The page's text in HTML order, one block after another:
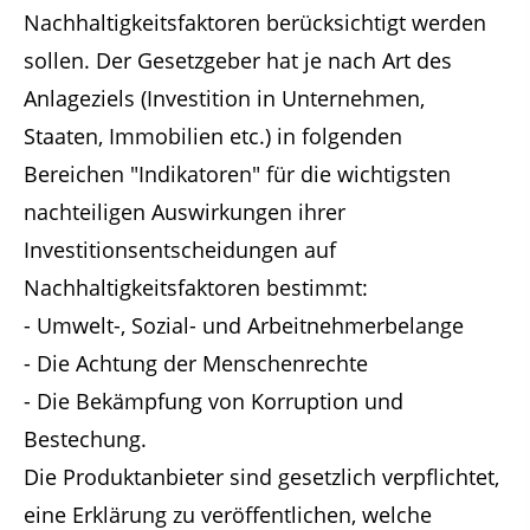
Nachhaltigkeitsfaktoren berücksichtigt werden
sollen. Der Gesetzgeber hat je nach Art des
Anlageziels (Investition in Unternehmen,
Staaten, Immobilien etc.) in folgenden
Bereichen "Indikatoren" für die wichtigsten
nachteiligen Auswirkungen ihrer
Investitionsentscheidungen auf
Nachhaltigkeitsfaktoren bestimmt:
- Umwelt-, Sozial- und Arbeitnehmerbelange
- Die Achtung der Menschenrechte
- Die Bekämpfung von Korruption und
Bestechung.
Die Produktanbieter sind gesetzlich verpflichtet,
eine Erklärung zu veröffentlichen, welche